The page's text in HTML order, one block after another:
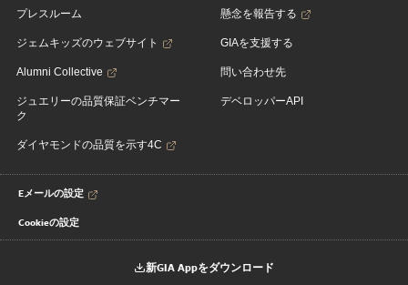
プレスルーム
ジェムキッズのウェブサイト
Alumni Collective
ジュエリーの品質保証ベンチマー
ク
ダイヤモンドの品質を示す4C
懸念を報告する
GIAを支援する
問い合わせ先
デベロッパーAPI
Eメールの設定
Cookieの設定
新GIA Appをダウンロード